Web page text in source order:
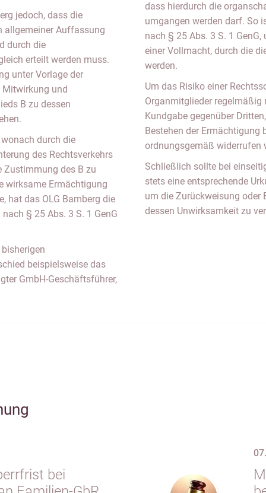
jedoch, dass die
allgemeiner Auffassung
durch die
erteilt werden muss.
unter Vorlage der
Mitwirkung und
B zu dessen
durch die
des Rechtsverkehrs
Zustimmung des B zu
wirksame Ermächtigung
hat das OLG Bamberg die
§ 25 Abs. 3 S. 1 GenG
beispielsweise das
GmbH-Geschäftsführer,
dass hierdurch die
umgangen werden darf. So
nach § 25 Abs. 3 S. 1
einer Vollmacht, durch die
werden.
Um das Risiko einer
Organmitglieder regelmäßig
Kundgabe gegenüber
Bestehen der Ermächtigung
ordnungsgemäß widerrufen
Schließlich sollte bei
stets eine entsprechende
um die Zurückweisung oder
dessen Unwirksamkeit zu
bei